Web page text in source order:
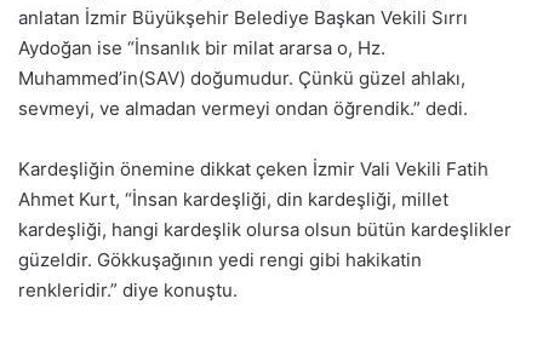
anlatan İzmir Büyükşehir Belediye Başkan Vekili Sırrı
Aydoğan ise “İnsanlık bir milat ararsa o, Hz.
Muhammed’in(SAV) doğumudur. Çünkü güzel ahlakı,
sevmeyi, ve almadan vermeyi ondan öğrendik.” dedi.
Kardeşliğin önemine dikkat çeken İzmir Vali Vekili Fatih
Ahmet Kurt, “İnsan kardeşliği, din kardeşliği, millet
kardeşliği, hangi kardeşlik olursa olsun bütün kardeşlikler
güzeldir. Gökkuşağının yedi rengi gibi hakikatin
renkleridir.” diye konuştu.